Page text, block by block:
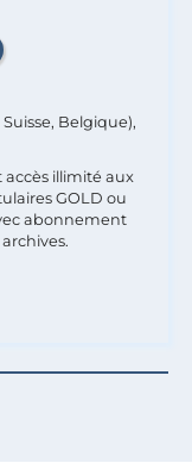
Belgique),
illimité aux
GOLD ou
abonnement